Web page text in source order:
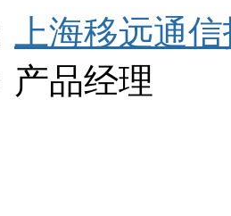
上海移远通
产品经理